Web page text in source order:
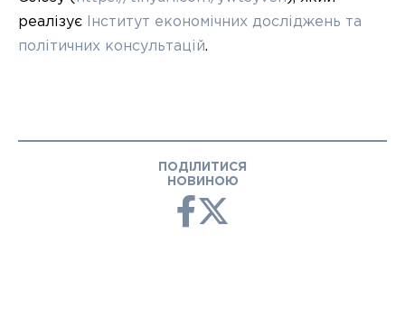
реалізує
Інститут економічних досліджень та
політичних консультацій.
ПОДІЛИТИСЯ
НОВИНОЮ